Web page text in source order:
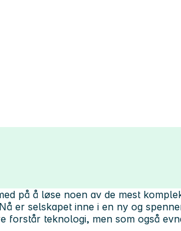
på å løse noen av de mest
er selskapet inne i en ny og
forstår teknologi, men som også